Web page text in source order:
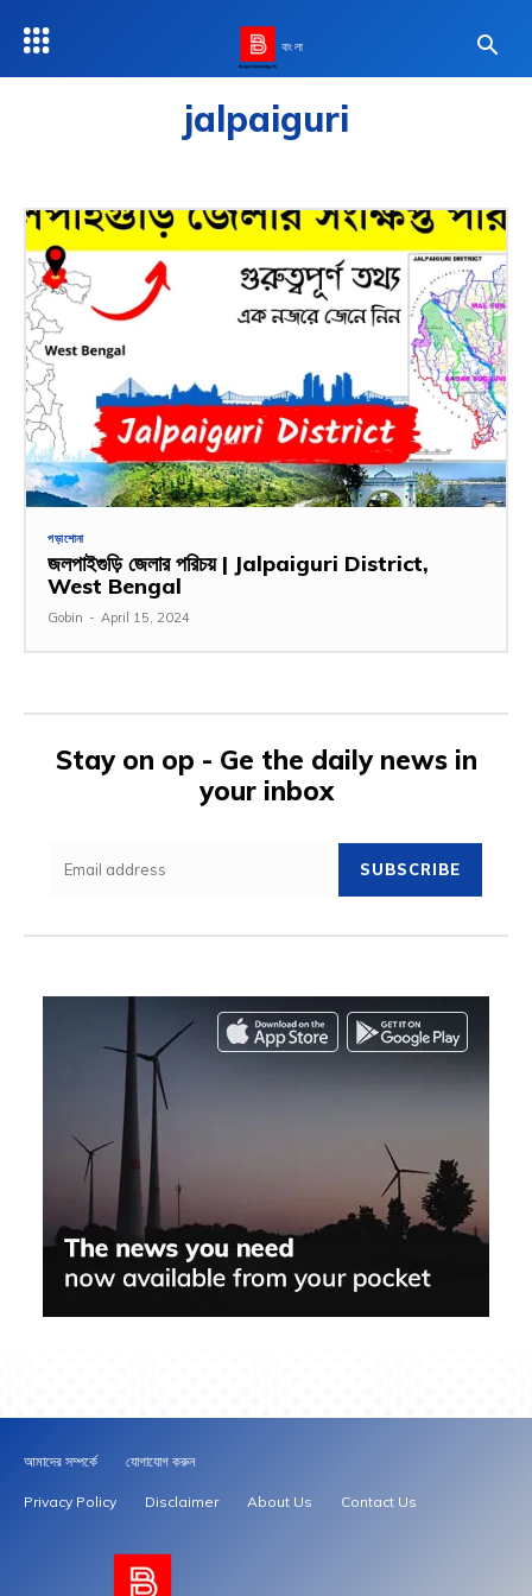
বাংলা
jalpaiguri
পড়াশোনা
জলপাইগুড়ি জেলার পরিচয় | Jalpaiguri District,
West Bengal
Gobin - April 15, 2024
Stay on op - Ge the daily news in
your inbox
SUBSCRIBE
আমাদের সম্পর্কে যোগাযোগ করুন
Privacy Policy Disclaimer About Us Contact Us